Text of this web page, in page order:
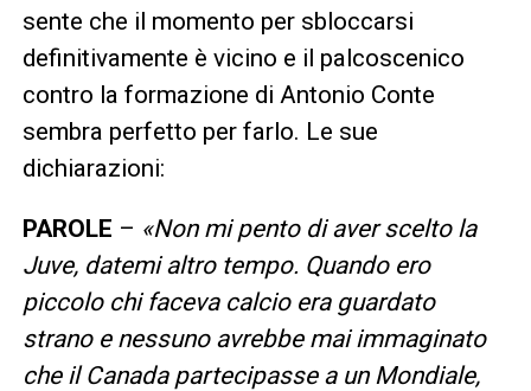
sente che il momento per sbloccarsi
definitivamente è vicino e il palcoscenico
contro la formazione di Antonio Conte
sembra perfetto per farlo. Le sue
dichiarazioni:
PAROLE – «Non mi pento di aver scelto la
Juve, datemi altro tempo. Quando ero
piccolo chi faceva calcio era guardato
strano e nessuno avrebbe mai immaginato
che il Canada partecipasse a un Mondiale,